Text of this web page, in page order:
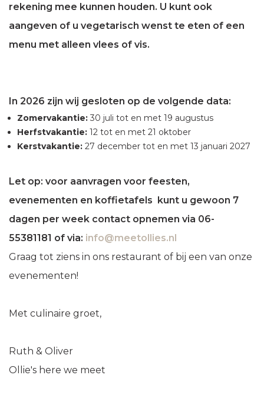
rekening mee kunnen houden. U kunt ook
aangeven of u vegetarisch wenst te eten of een
menu met alleen vlees of vis.
In 2026 zijn wij gesloten op de volgende data:
Zomervakantie: 30 juli tot en met 19 augustus
Herfstvakantie: 12 tot en met 21 oktober
Kerstvakantie: 27 december tot en met 13 januari 2027
Let op: voor aanvragen voor feesten,
evenementen en koffietafels kunt u gewoon 7
dagen per week contact opnemen via 06-
55381181 of via: info@meetollies.nl
Graag tot ziens in ons restaurant of bij een van onze
evenementen!
Met culinaire groet,
Ruth & Oliver
Ollie's here we meet